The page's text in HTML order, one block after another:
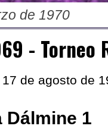
de 1970
-
de agosto de
Dálmine 1